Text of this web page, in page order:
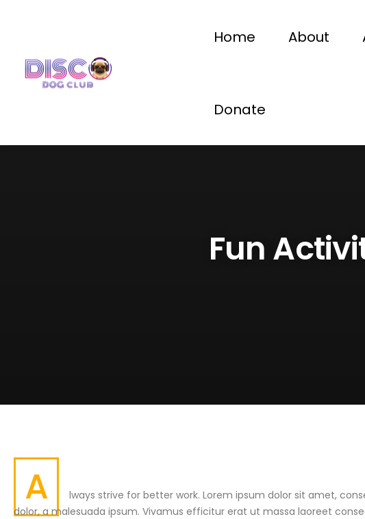
Home About
Donate
Fun
A
lways strive for better work. Lorem ipsum dolor sit amet,
dolor, a malesuada ipsum. Vivamus efficitur erat ut massa laoreet